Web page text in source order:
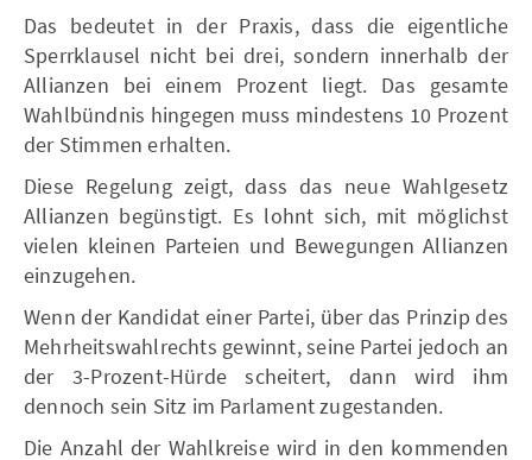
Das bedeutet in der Praxis, dass die eigentliche
Sperrklausel nicht bei drei, sondern innerhalb der
Allianzen bei einem Prozent liegt. Das gesamte
Wahlbündnis hingegen muss mindestens 10 Prozent
der Stimmen erhalten.
Diese Regelung zeigt, dass das neue Wahlgesetz
Allianzen begünstigt. Es lohnt sich, mit möglichst
vielen kleinen Parteien und Bewegungen Allianzen
einzugehen.
Wenn der Kandidat einer Partei, über das Prinzip des
Mehrheitswahlrechts gewinnt, seine Partei jedoch an
der 3-Prozent-Hürde scheitert, dann wird ihm
dennoch sein Sitz im Parlament zugestanden.
Die Anzahl der Wahlkreise wird in den kommenden